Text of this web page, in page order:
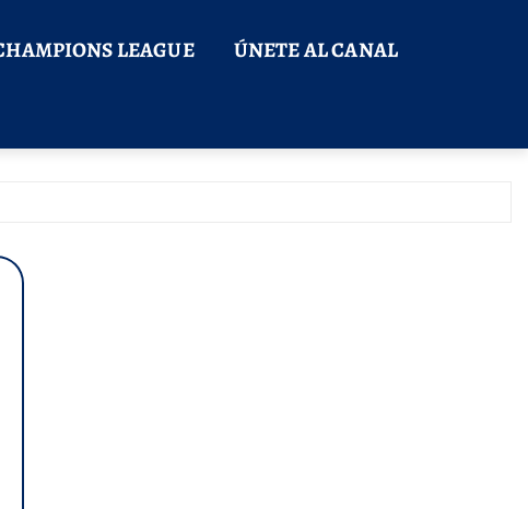
LEAGUE ÚNETE AL CANAL